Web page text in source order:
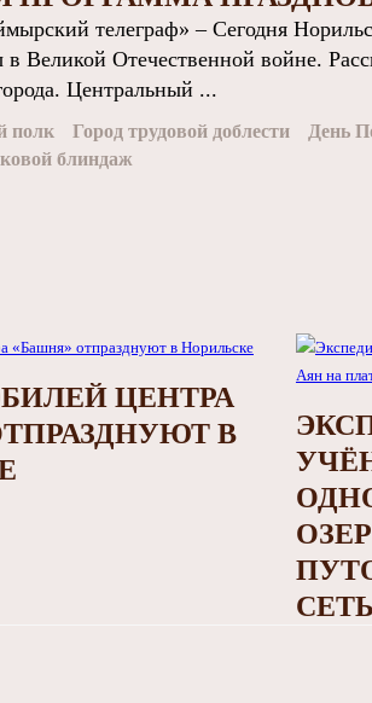
телеграф» – Сегодня
Великой Отечественной войне.
Центральный ...
полк Город трудовой доблести День
блиндаж
ЦЕНТРА
В